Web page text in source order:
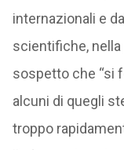
internazionali e
scientifiche, nella
sospetto che “si
alcuni di quegli
troppo